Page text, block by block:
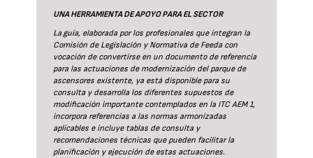
UNA HERRAMIENTA DE APOYO PARA EL SECTOR
La guía, elaborada por los profesionales que integran la
Comisión de Legislación y Normativa de Feeda con
vocación de convertirse en un documento de referencia
para las actuaciones de modernización del parque de
ascensores existente, ya está disponible para su
consulta y desarrolla los diferentes supuestos de
modificación importante contemplados en la ITC AEM 1,
incorpora referencias a las normas armonizadas
aplicables e incluye tablas de consulta y
recomendaciones técnicas que pueden facilitar la
planificación y ejecución de estas actuaciones.